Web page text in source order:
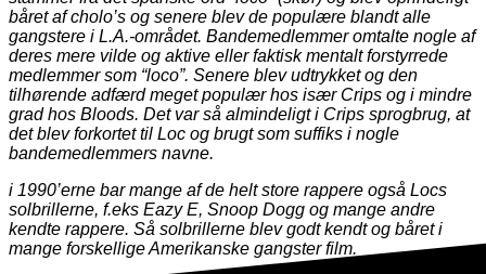
båret af cholo’s og senere blev de populære blandt alle
gangstere i L.A.-området. Bandemedlemmer omtalte nogle af
deres mere vilde og aktive eller faktisk mentalt forstyrrede
medlemmer som “loco”. Senere blev udtrykket og den
tilhørende adfærd meget populær hos især Crips og i mindre
grad hos Bloods. Det var så almindeligt i Crips sprogbrug, at
det blev forkortet til Loc og brugt som suffiks i nogle
bandemedlemmers navne.
i 1990’erne bar mange af de helt store rappere også Locs
solbrillerne, f.eks Eazy E, Snoop Dogg og mange andre
kendte rappere. Så solbrillerne blev godt kendt og båret i
mange forskellige Amerikanske gangster film.